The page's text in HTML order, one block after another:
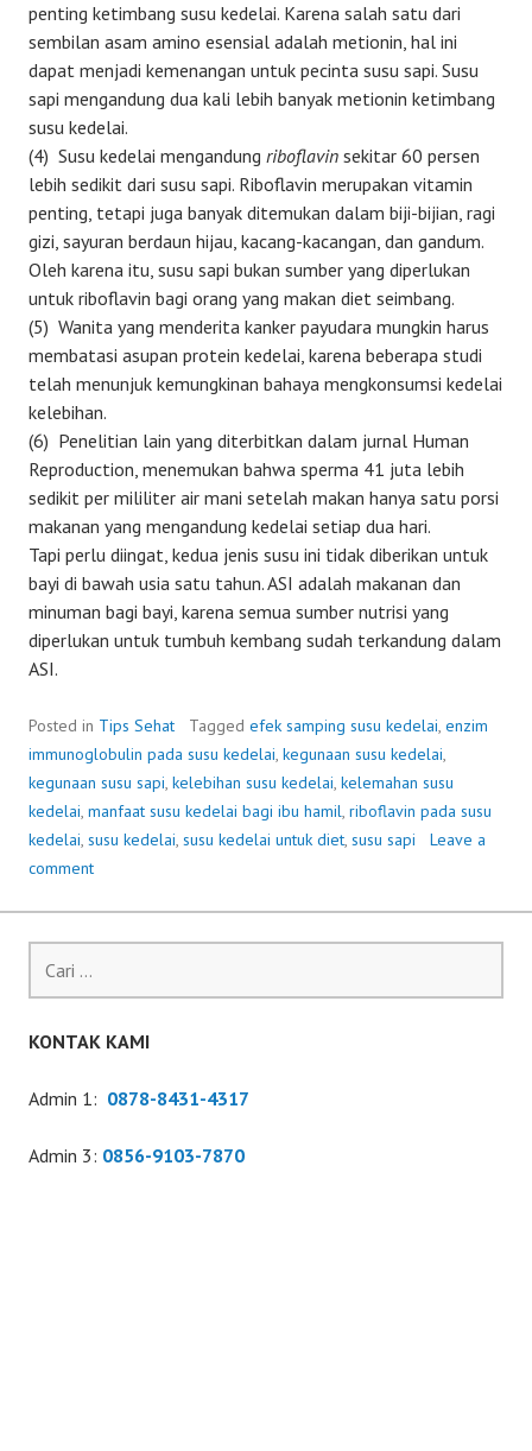
penting ketimbang susu kedelai. Karena salah satu dari
sembilan asam amino esensial adalah metionin, hal ini
dapat menjadi kemenangan untuk pecinta susu sapi. Susu
sapi mengandung dua kali lebih banyak metionin ketimbang
susu kedelai.
(4) Susu kedelai mengandung riboflavin sekitar 60 persen
lebih sedikit dari susu sapi. Riboflavin merupakan vitamin
penting, tetapi juga banyak ditemukan dalam biji-bijian, ragi
gizi, sayuran berdaun hijau, kacang-kacangan, dan gandum.
Oleh karena itu, susu sapi bukan sumber yang diperlukan
untuk riboflavin bagi orang yang makan diet seimbang.
(5) Wanita yang menderita kanker payudara mungkin harus
membatasi asupan protein kedelai, karena beberapa studi
telah menunjuk kemungkinan bahaya mengkonsumsi kedelai
kelebihan.
(6) Penelitian lain yang diterbitkan dalam jurnal Human
Reproduction, menemukan bahwa sperma 41 juta lebih
sedikit per mililiter air mani setelah makan hanya satu porsi
makanan yang mengandung kedelai setiap dua hari.
Tapi perlu diingat, kedua jenis susu ini tidak diberikan untuk
bayi di bawah usia satu tahun. ASI adalah makanan dan
minuman bagi bayi, karena semua sumber nutrisi yang
diperlukan untuk tumbuh kembang sudah terkandung dalam
ASI.
Posted in Tips Sehat Tagged efek samping susu kedelai, enzim
immunoglobulin pada susu kedelai, kegunaan susu kedelai,
kegunaan susu sapi, kelebihan susu kedelai, kelemahan susu
kedelai, manfaat susu kedelai bagi ibu hamil, riboflavin pada susu
kedelai, susu kedelai, susu kedelai untuk diet, susu sapi
Leave a
comment
untuk:
KONTAK KAMI
Admin 1: 0878-8431-4317
Admin 3: 0856-9103-7870